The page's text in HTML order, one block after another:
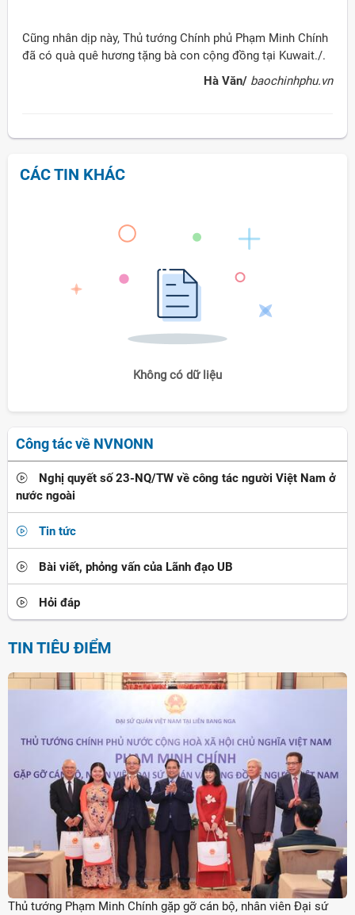
Cũng nhân dịp này, Thủ tướng Chính phủ Phạm Minh Chính
đã có quà quê hương tặng bà con cộng đồng tại Kuwait./.
Hà Văn/ baochinhphu.vn
CÁC TIN KHÁC
Không có dữ liệu
Công tác về NVNONN
Nghị quyết số 23-NQ/TW về công tác người Việt Nam ở
nước ngoài
Tin tức
Bài viết, phỏng vấn của Lãnh đạo UB
Hỏi đáp
TIN TIÊU ĐIỂM
Thủ tướng Phạm Minh Chính gặp gỡ cán bộ, nhân viên Đại sứ